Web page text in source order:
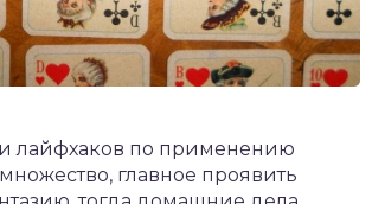
и лайфхаков по применению
главное проявить